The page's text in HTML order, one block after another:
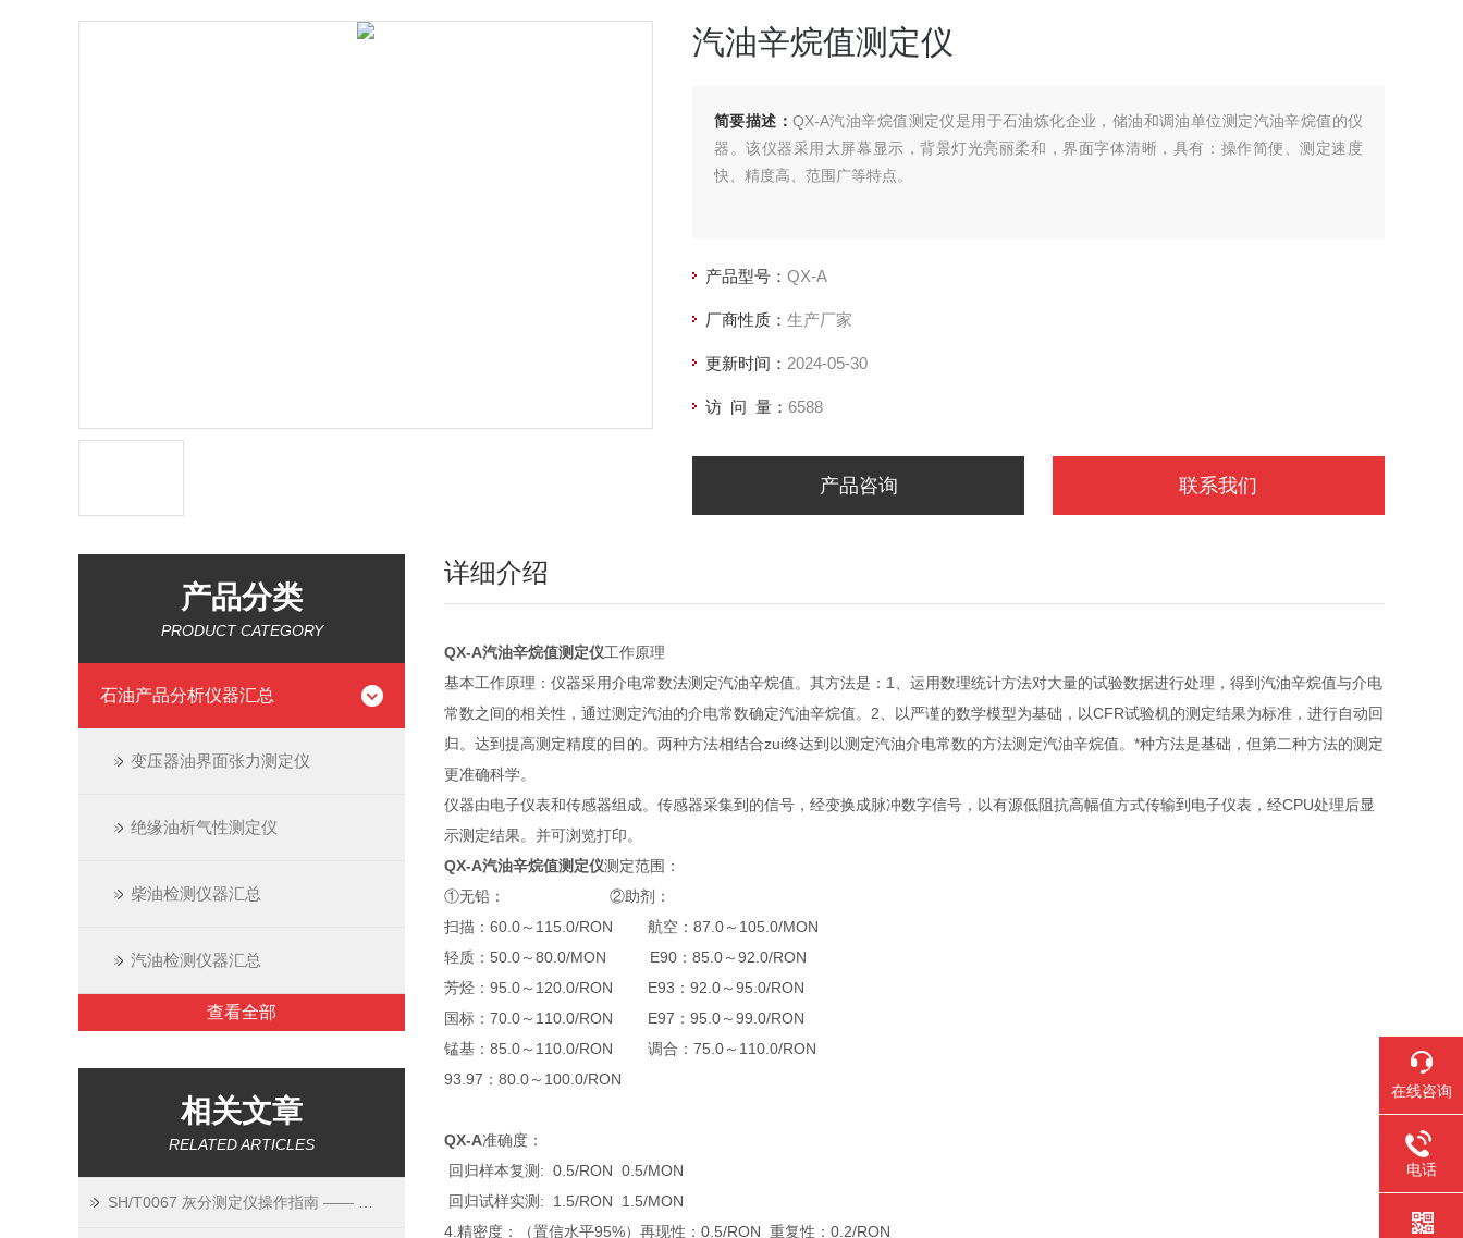
汽油辛烷值测定仪
简要描述：QX-A汽油辛烷值测定仪是用于石油炼化企业，储油和调油单位测定汽油辛烷值的仪
器。该仪器采用大屏幕显示，背景灯光亮丽柔和，界面字体清晰，具有：操作简便、测定速度
快、精度高、范围广等特点。
产品型号： QX-A
厂商性质： 生产厂家
更新时间： 2024-05-30
访 问 量： 6588
产品咨询 联系我们
产品分类
PRODUCT CATEGORY
石油产品分析仪器汇总
变压器油界面张力测定仪
绝缘油析气性测定仪
柴油检测仪器汇总
汽油检测仪器汇总
查看全部
相关文章
RELATED ARTICLES
详细介绍
QX-A汽油辛烷值测定仪工作原理
基本工作原理：仪器采用介电常数法测定汽油辛烷值。其方法是：1、运用数理统计方法对大量的试验数据进行处理，得到汽油辛烷值与介电
常数之间的相关性，通过测定汽油的介电常数确定汽油辛烷值。2、以严谨的数学模型为基础，以CFR试验机的测定结果为标准，进行自动回
归。达到提高测定精度的目的。两种方法相结合zui终达到以测定汽油介电常数的方法测定汽油辛烷值。*种方法是基础，但第二种方法的测定
更准确科学。
仪器由电子仪表和传感器组成。传感器采集到的信号，经变换成脉冲数字信号，以有源低阻抗高幅值方式传输到电子仪表，经CPU处理后显
示测定结果。并可浏览打印。
QX-A汽油辛烷值测定仪测定范围：
①无铅： ②助剂：
扫描：60.0～115.0/RON 航空：87.0～105.0/MON
轻质：50.0～80.0/MON E90：85.0～92.0/RON
芳烃：95.0～120.0/RON E93：92.0～95.0/RON
国标：70.0～110.0/RON E97：95.0～99.0/RON
锰基：85.0～110.0/RON 调合：75.0～110.0/RON
93.97：80.0～100.0/RON
QX-A准确度：
回归样本复测: 0.5/RON 0.5/MON
回归试样实测: 1.5/RON 1.5/MON
4.精密度：（置信水平95%）再现性：0.5/RON 重复性：0.2/RON
在线咨询
电话